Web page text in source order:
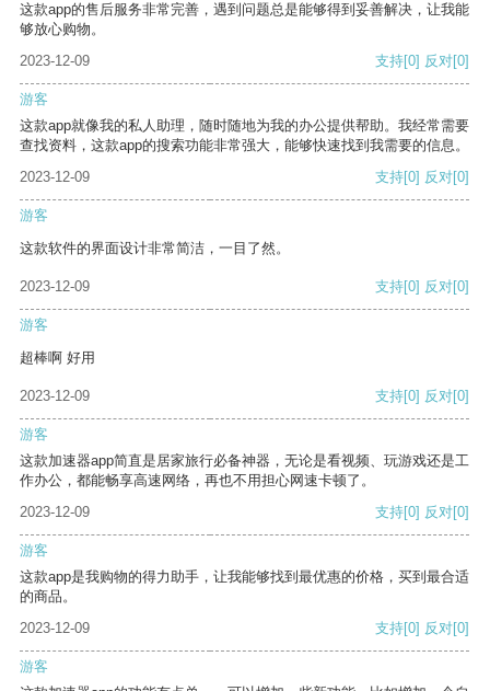
这款app的售后服务非常完善，遇到问题总是能够得到妥善解决，让我能
够放心购物。
2023-12-09
支持[0] 反对[0]
游客
这款app就像我的私人助理，随时随地为我的办公提供帮助。我经常需要
查找资料，这款app的搜索功能非常强大，能够快速找到我需要的信息。
2023-12-09
支持[0] 反对[0]
游客
这款软件的界面设计非常简洁，一目了然。
2023-12-09 支持[0] 反对[0]
游客
超棒啊 好用
2023-12-09 支持[0] 反对[0]
游客
这款加速器app简直是居家旅行必备神器，无论是看视频、玩游戏还是工
作办公，都能畅享高速网络，再也不用担心网速卡顿了。
2023-12-09
支持[0] 反对[0]
游客
这款app是我购物的得力助手，让我能够找到最优惠的价格，买到最合适
的商品。
2023-12-09
支持[0] 反对[0]
游客